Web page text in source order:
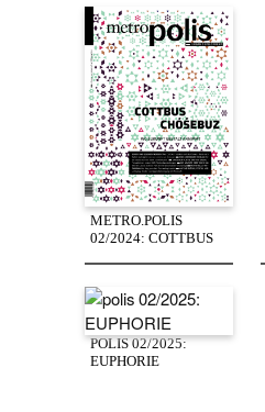
METRO.POLIS
02/2024: COTTBUS
POLIS 02/2025:
EUPHORIE